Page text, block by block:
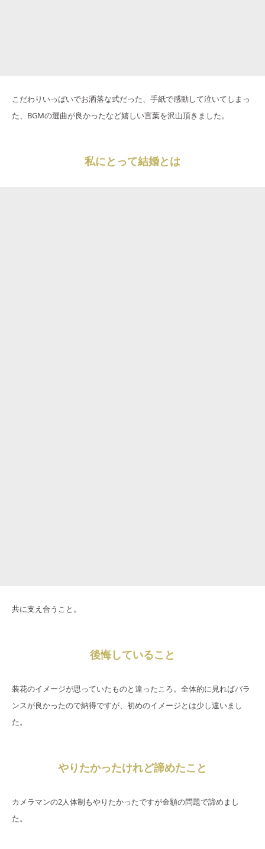
こだわりいっぱいでお洒落な式だった、手紙で感動して泣いてしまっ
た、BGMの選曲が良かったなど嬉しい言葉を沢山頂きました。
私にとって結婚とは
共に支え合うこと。
後悔していること
装花のイメージが思っていたものと違ったころ。全体的に見ればバラ
ンスが良かったので納得ですが、初めのイメージとは少し違いまし
た。
やりたかったけれど諦めたこと
カメラマンの2人体制もやりたかったですが金額の問題で諦めまし
た。